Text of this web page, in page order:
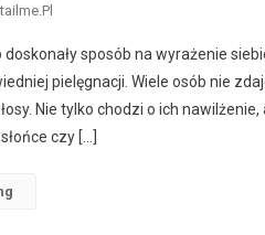
doskonały sposób na wyrażenie
pielęgnacji. Wiele osób nie
Nie tylko chodzi o ich
czy […]